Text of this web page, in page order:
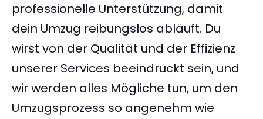
professionelle Unterstützung, damit
dein Umzug reibungslos abläuft. Du
wirst von der Qualität und der Effizienz
unserer Services beeindruckt sein, und
wir werden alles Mögliche tun, um den
Umzugsprozess so angenehm wie